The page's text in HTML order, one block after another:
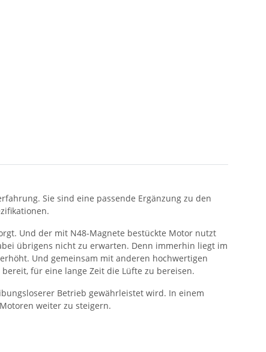
Sie sind eine passende Ergänzung zu den
Und der mit N48-Magnete bestückte Motor nutzt
übrigens nicht zu erwarten. Denn immerhin liegt im
Und gemeinsam mit anderen hochwertigen
für eine lange Zeit die Lüfte zu bereisen.
Betrieb gewährleistet wird. In einem
weiter zu steigern.